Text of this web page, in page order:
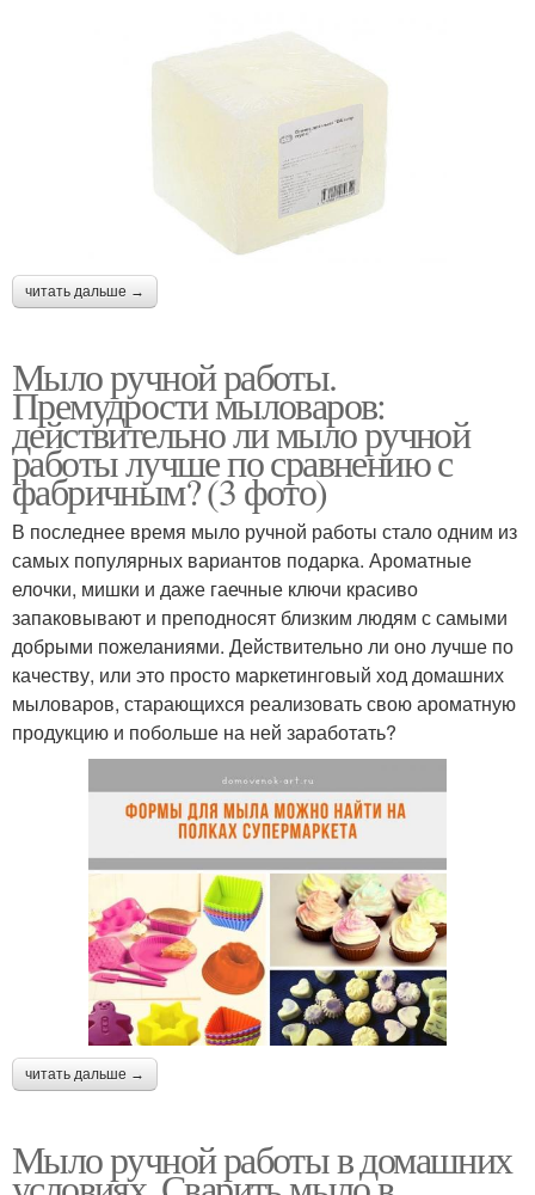
читать дальше →
Мыло ручной работы.
Премудрости мыловаров:
действительно ли мыло ручной
работы лучше по сравнению с
фабричным? (3 фото)
В последнее время мыло ручной работы стало одним из
самых популярных вариантов подарка. Ароматные
елочки, мишки и даже гаечные ключи красиво
запаковывают и преподносят близким людям с самыми
добрыми пожеланиями. Действительно ли оно лучше по
качеству, или это просто маркетинговый ход домашних
мыловаров, старающихся реализовать свою ароматную
продукцию и побольше на ней заработать?
читать дальше →
Мыло ручной работы в домашних